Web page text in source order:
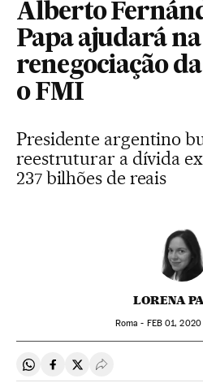
Alberto
Papa ajudará na
renegociação
o FMI
Presidente argentino
reestruturar a dívida
237 bilhões de reais
LORENA
Roma - FEB01, 2020
Compartir en Whatsapp
Compartir en Facebook
Compartir en Twitter
Desplegar Redes